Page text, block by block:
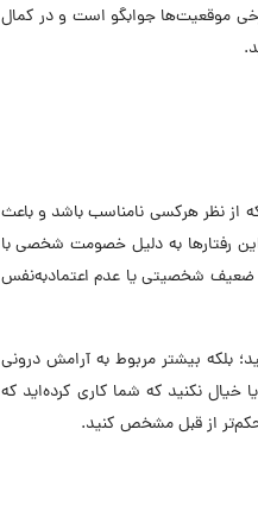
موقعیت‌ها جوابگو است و در کمال
از نظر هرکسی نامناسب باشد و باعث
رفتارها به دلیل خصومت شخصی با
ضعیف شخصیتی یا عدم اعتمادبه‌نفس
بلکه بیشتر مربوط به آرامش درونی
خیال نکنید که شما کاری کرده‌اید که
از قبل مشخص کنید.